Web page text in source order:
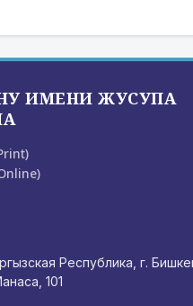
ИМЕНИ ЖУСУПА
Республика, г.
101